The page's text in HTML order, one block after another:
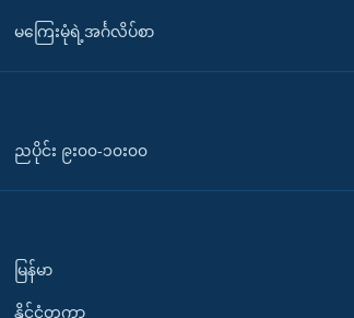
မကြေးမုံရဲ့အင်္ဂလိပ်စာ
ညပိုင်း ၉း၀၀-၁၀း၀၀
မြန်မာ
နိုင်ငံတကာ